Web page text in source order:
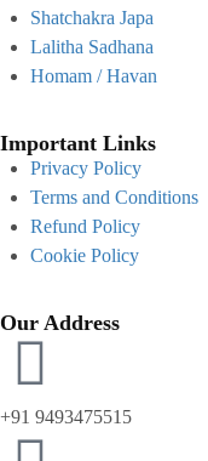
Shatchakra Japa
Lalitha Sadhana
Homam / Havan
Important Links
Privacy Policy
Terms and Conditions
Refund Policy
Cookie Policy
Our Address
+91 9493475515